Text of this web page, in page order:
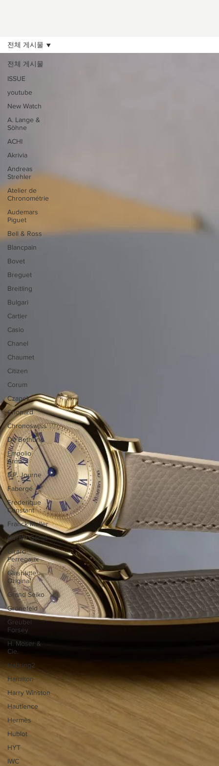
전체 게시물
ISSUE
youtube
New Watch
A. Lange &
Söhne
ACHI
Akrivia
Andreas
Strehler
Atelier de
Chronométrie
Audemars
Piguet
Bell & Ross
Blancpain
Bovet
Breguet
Breitling
Bulgari
Cartier
Casio
Chanel
Chaumet
Citizen
Corum
Czapek
Chopard
Chronoswiss
De Bethune
Empolio
Armani
F.P. Journe
Fabergé
Frederique
Constant
Franck Muller
Gerald Genta
Girard-
Perregaux
Glashütte
Original
Grand Seiko
Grönefeld
Greubel
Forsey
H. Moser &
Cie.
Habring2
Hamilton
Harry Winston
Hautlence
Hermès
Hublot
HYT
IWC
전체 게시물